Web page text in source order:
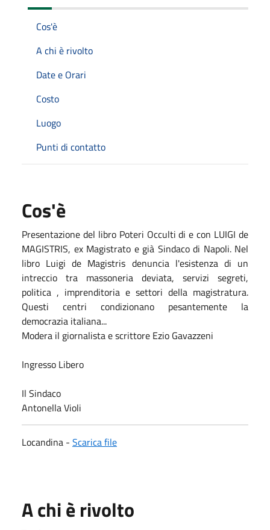
Cos'è
A chi è rivolto
Date e Orari
Costo
Luogo
Punti di contatto
Cos'è
Presentazione del libro Poteri Occulti di e con LUIGI de
MAGISTRIS, ex Magistrato e già Sindaco di Napoli. Nel
libro Luigi de Magistris denuncia l'esistenza di un
intreccio tra massoneria deviata, servizi segreti,
politica , imprenditoria e settori della magistratura.
Questi centri condizionano pesantemente la
democrazia italiana...
Modera il giornalista e scrittore Ezio Gavazzeni
Ingresso Libero
Il Sindaco
Antonella Violi
Locandina - Scarica file
A chi è rivolto